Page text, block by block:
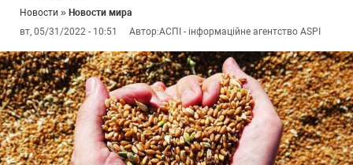
Новости » Новости мира
вт, 05/31/2022 - 10:51
Автор:АСПІ - інформаційне агентство ASPI
з
корупцією